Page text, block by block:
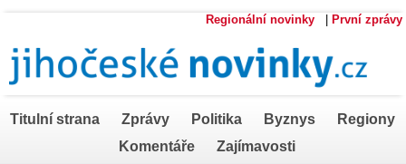
Regionální novinky První zprávy
Titulní strana Zprávy Politika Byznys
Regiony
Komentáře
Zajímavosti